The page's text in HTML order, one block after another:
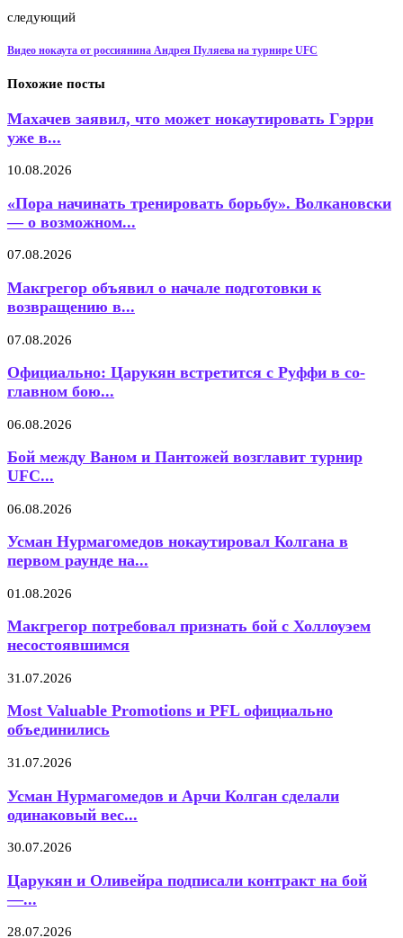
следующий
Видео нокаута от россиянина Андрея Пуляева на турнире UFC
Похожие посты
Махачев заявил, что может нокаутировать Гэрри
уже в...
10.08.2026
«Пора начинать тренировать борьбу». Волкановски
— о возможном...
07.08.2026
Макгрегор объявил о начале подготовки к
возвращению в...
07.08.2026
Официально: Царукян встретится с Руффи в со-
главном бою...
06.08.2026
Бой между Ваном и Пантожей возглавит турнир
UFC...
06.08.2026
Усман Нурмагомедов нокаутировал Колгана в
первом раунде на...
01.08.2026
Макгрегор потребовал признать бой с Холлоуэем
несостоявшимся
31.07.2026
Most Valuable Promotions и PFL официально
объединились
31.07.2026
Усман Нурмагомедов и Арчи Колган сделали
одинаковый вес...
30.07.2026
Царукян и Оливейра подписали контракт на бой
—...
28.07.2026